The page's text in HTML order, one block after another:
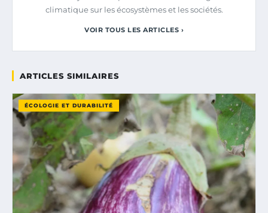
climatique sur les écosystèmes et les sociétés.
VOIR TOUS LES ARTICLES ›
ARTICLES SIMILAIRES
ÉCOLOGIE ET DURABILITÉ